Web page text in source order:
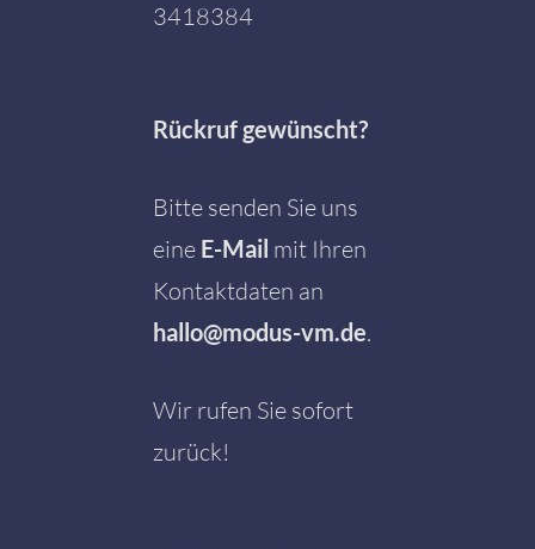
3418384
Rückruf gewünscht?
Bitte senden Sie uns
eine E-Mail mit Ihren
Kontaktdaten an
hallo@modus-vm.de.
Wir rufen Sie sofort
zurück!